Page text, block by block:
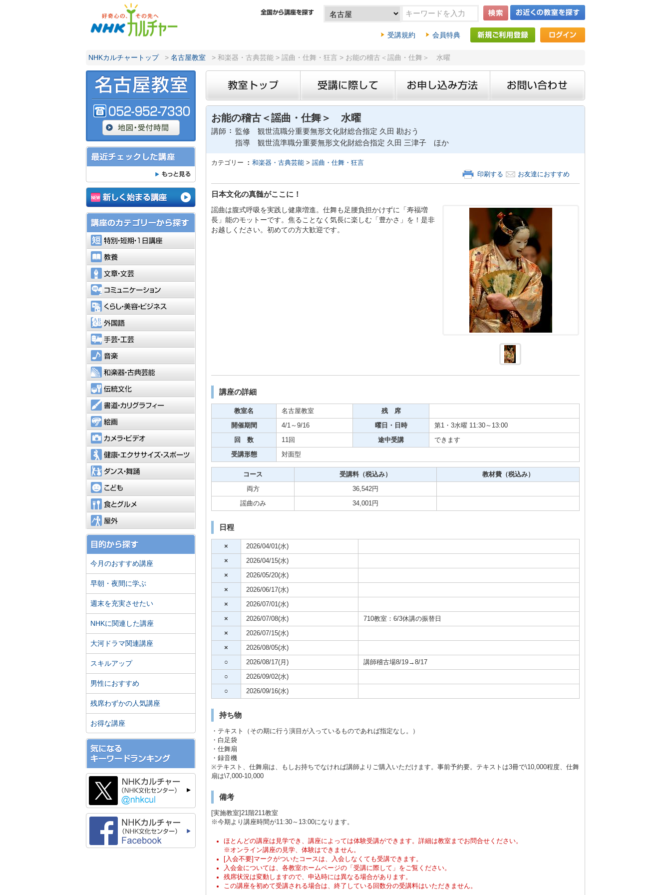
受講規約 会員特典
NHKカルチャートップ > 名古屋教室 > 和楽器・古典芸能 > 謡曲・仕舞・狂言 > お能の稽古＜謡曲・仕舞＞ 水曜
お能の稽古＜謡曲・仕舞＞ 水曜
講師
監修 観世流職分重要無形文化財総合指定 久田 勘おう
指導 観世流準職分重要無形文化財総合指定 久田 三津子 ほか
カテゴリー 和楽器・古典芸能> 謡曲・仕舞・狂言
印刷する
お友達におすすめ
日本文化の真髄がここに！
謡曲は腹式呼吸を実践し健康増進。仕舞も足腰負担かけずに「寿福増
長」能のモットーです。焦ることなく気長に楽しむ「豊かさ」を！是非
お越しください。初めての方大歓迎です。
講座の詳細
教室名 名古屋教室 残 席
開催期間 4/1～9/16 曜日・日時 第1・3水曜 11:30～13:00
回 数 11回 途中受講 できます
受講形態 対面型
コース 受講料（税込み） 教材費（税込み）
両方 36,542円
謡曲のみ 34,001円
日程
× 2026/04/01(水)
× 2026/04/15(水)
× 2026/05/20(水)
× 2026/06/17(水)
× 2026/07/01(水)
× 2026/07/08(水) 710教室：6/3休講の振替日
× 2026/07/15(水)
× 2026/08/05(水)
○ 2026/08/17(月) 講師稽古場8/19→8/17
○ 2026/09/02(水)
○ 2026/09/16(水)
持ち物
・テキスト（その期に行う演目が入っているものであれば指定なし。）
・白足袋
・仕舞扇
・録音機
※テキスト、仕舞扇は、もしお持ちでなければ講師よりご購入いただけます。事前予約要。テキストは3冊で\10,000程度、仕舞
扇は\7,000-10,000
備考
[実施教室]21階211教室
※今期より講座時間が11:30～13:00になります。
ほとんどの講座は見学でき、講座によっては体験受講ができます。詳細は教室までお問合せください。
※オンライン講座の見学、体験はできません。
[入会不要]マークがついたコースは、入会しなくても受講できます。
入会金については、各教室ホームページの「受講に際して」をご覧ください。
残席状況は変動しますので、申込時には異なる場合があります。
この講座を初めて受講される場合は、終了している回数分の受講料はいただきません。
伝統文化
書道・カリグラフィー
カメラ・ビデオ
健康・エクササイズ・スポーツ
ダンス・舞踊
こども
今月のおすすめ講座
早朝・夜間に学ぶ
週末を充実させたい
NHKに関連した講座
大河ドラマ関連講座
スキルアップ
男性におすすめ
残席わずかの人気講座
お得な講座